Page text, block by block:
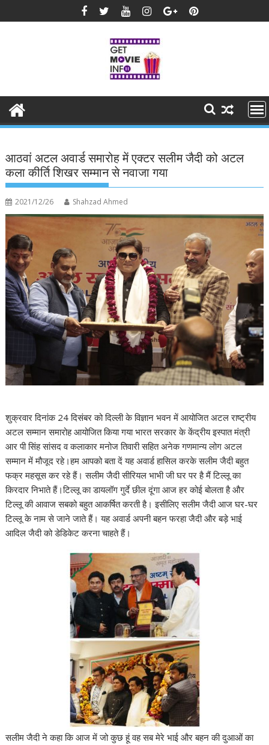
to
आठवां अटल अवार्ड समारोह में एक्टर सलीम जैदी को अटल
कला कीर्ति शिखर सम्मान से नवाजा गया
2021/12/26 Shahzad Ahmed
शुक्रवार दिनांक 24 दिसंबर को दिल्ली के विज्ञान भवन में आयोजित अटल राष्ट्रीय
अटल सम्मान समारोह आयोजित किया गया भारत सरकार के केंद्रीय इस्पात मंत्री
आर पी सिंह सांसद व कलाकार मनोज तिवारी सहित अनेक गणमान्य लोग अटल
सम्मान में मौजूद रहे।हम आपको बता दें यह अवार्ड हासिल करके सलीम जैदी बहुत
फक्र महसूस कर रहे हैं। सलीम जैदी सीरियल भाभी जी घर पर है मैं टिल्लू का
किरदार निभाते हैं।टिल्लू का डायलॉग गुर्दे छील दूंगा आज हर कोई बोलता है और
टिल्लू की आवाज सबको बहुत आकर्षित करती है। इसीलिए सलीम जैदी आज घर-घर
टिल्लू के नाम से जाने जाते हैं। यह अवार्ड अपनी बहन फरहा जैदी और बड़े भाई
आदिल जैदी को डेडिकेट करना चाहते हैं।
सलीम जैदी ने कहा कि आज में जो कुछ हूं वह सब मेरे भाई और बहन की दुआओं का